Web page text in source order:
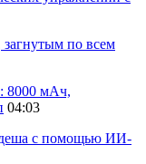
загнутым по всем
8000 мАч,
04:03
с помощью ИИ-